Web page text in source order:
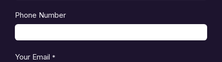
Phone Number
Your Email *